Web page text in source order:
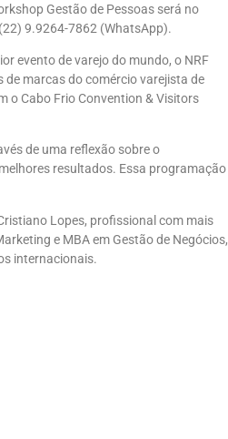
Gestão de Pessoas será no
9.9264-7862 (WhatsApp).
evento de varejo do mundo, o NRF
de marcas do comércio varejista de
o Cabo Frio Convention & Visitors
de uma reflexão sobre o
resultados. Essa programação
Lopes, profissional com mais
e MBA em Gestão de Negócios,
internacionais.